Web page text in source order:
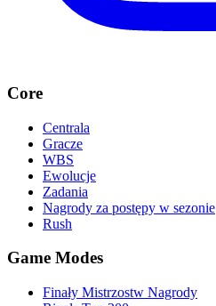
Core
Centrala
Gracze
WBS
Ewolucje
Zadania
Nagrody za postępy w sezonie
Rush
Game Modes
Finały Mistrzostw Nagrody